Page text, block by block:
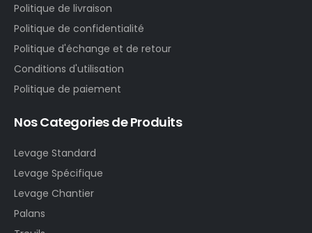
Politique de livraison
Politique de confidentialité
Politique d'échange et de retour
Conditions d'utilisation
Politique de paiement
Nos Categories de Produits
Levage Standard
Levage Spécifique
Levage Chantier
Palans